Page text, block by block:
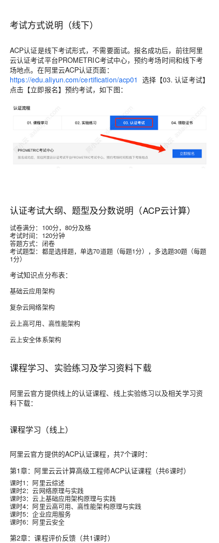
考试方式说明（线下）
ACP认证是线下考试形式，不需要面试。报名成功后，前往阿里
云认证考试平台PROMETRIC考试中心，预约考场时间和线下考
场地点。在阿里云ACP认证页面：
https://edu.aliyun.com/certification/acp01 选择【03. 认证考试】
点击【立即报名】预约考试，如下图：
认证考试大纲、题型及分数说明（ACP云计算）
试卷满分：100分，80分及格
考试时间：120分钟
答题方式：闭卷
考试题型：都是选择题，单选70道题（每题1分），多选题30题（每题
1分）
考试知识点分布表：
基础云应用架构
复杂云网络架构
云上高可用、高性能架构
云上安全体系架构
课程学习、实验练习及学习资料下载
阿里云官方提供线上的认证课程、线上实验练习以及相关学习资
料下载：
课程学习（线上）
阿里云官方提供的ACP认证课程，共7个课时：
第1章：阿里云云计算高级工程师ACP认证课程（共6课时）
课时1：阿里云综述
课时2：云网络原理与实践
课时3：云上基础应用架构原理与实践
课时4：阿里云高可用、高性能架构原理与实践
课时5：企业应用服务
课时6：阿里云安全
第2章：课程评价反馈（共1课时）